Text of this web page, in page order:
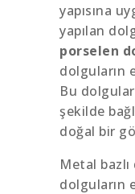
yapısına
yapılan
porselen
dolguların
Bu
şekilde
doğal bir
Metal
dolguların